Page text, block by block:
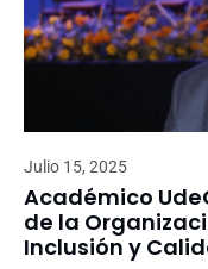
Julio 15, 2025
Académico
de la
Inclusión y